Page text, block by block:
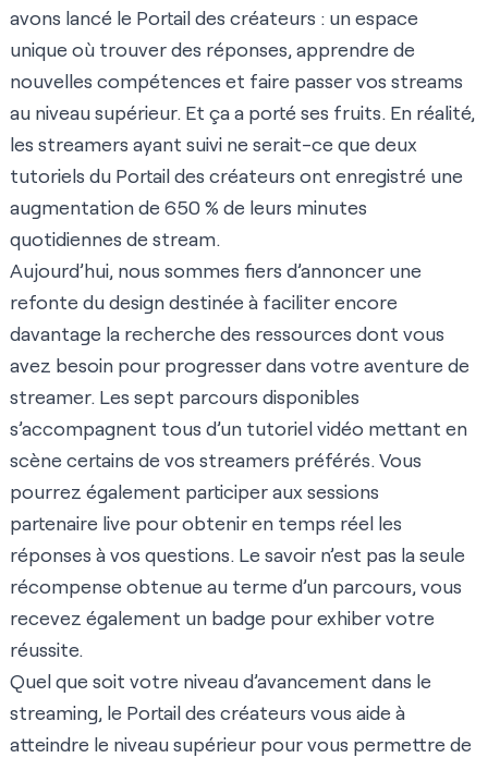
avons lancé le Portail des créateurs : un espace
unique où trouver des réponses, apprendre de
nouvelles compétences et faire passer vos streams
au niveau supérieur. Et ça a porté ses fruits. En réalité,
les streamers ayant suivi ne serait-ce que deux
tutoriels du Portail des créateurs ont enregistré une
augmentation de 650 % de leurs minutes
quotidiennes de stream.
Aujourd’hui, nous sommes fiers d’annoncer une
refonte du design destinée à faciliter encore
davantage la recherche des ressources dont vous
avez besoin pour progresser dans votre aventure de
streamer. Les sept parcours disponibles
s’accompagnent tous d’un tutoriel vidéo mettant en
scène certains de vos streamers préférés. Vous
pourrez également participer aux sessions
partenaire live pour obtenir en temps réel les
réponses à vos questions. Le savoir n’est pas la seule
récompense obtenue au terme d’un parcours, vous
recevez également un badge pour exhiber votre
réussite.
Quel que soit votre niveau d’avancement dans le
streaming, le Portail des créateurs vous aide à
atteindre le niveau supérieur pour vous permettre de